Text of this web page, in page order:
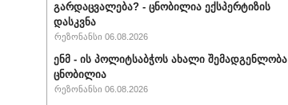
გარდაცვალება? - ცნობილია ექსპერტიზის
დასკვნა
რეზონანსი 06.08.2026
ენმ - ის პოლიტსაბჭოს ახალი შემადგენლობა
ცნობილია
რეზონანსი 06.08.2026